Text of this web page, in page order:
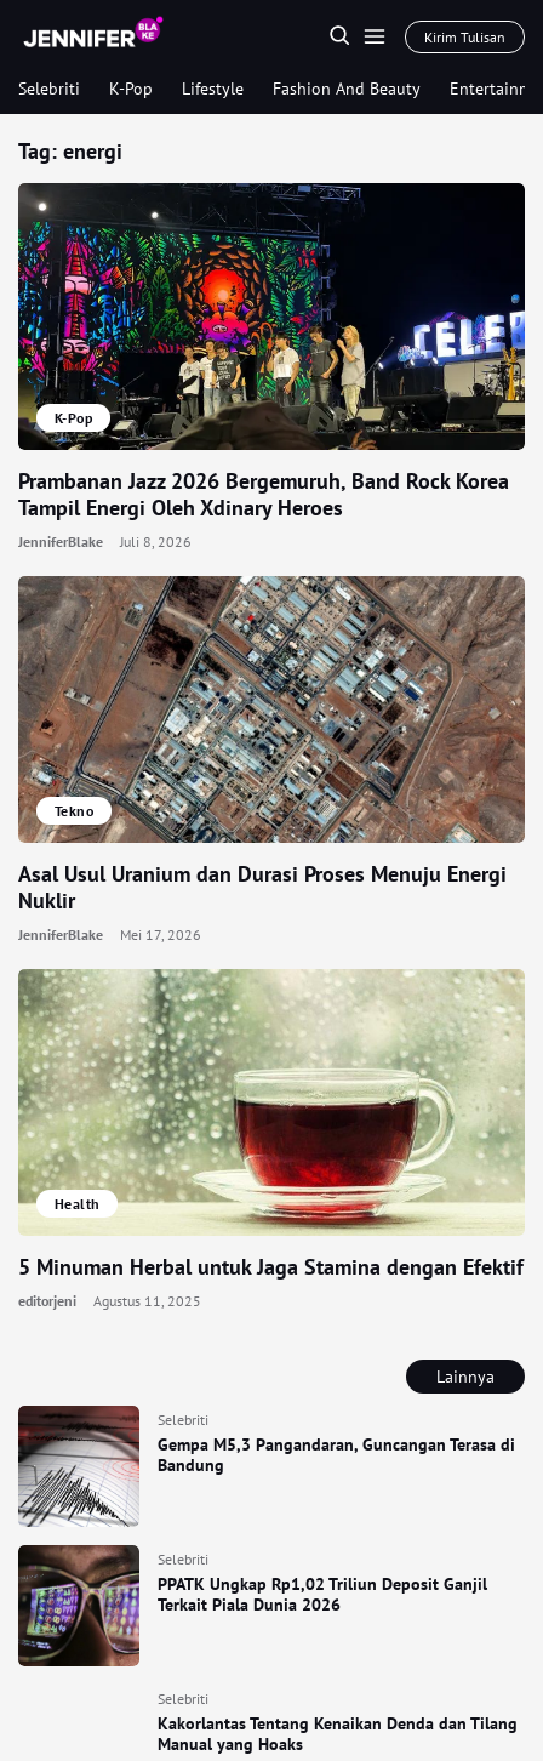
Kirim Tulisan
Selebriti K-Pop Lifestyle Fashion And Beauty
Lainnya
Selebriti
Gempa M5,3 Pangandaran, Guncangan Terasa di
Bandung
Selebriti
PPATK Ungkap Rp1,02 Triliun Deposit Ganjil
Terkait Piala Dunia 2026
Selebriti
Kakorlantas Tentang Kenaikan Denda dan Tilang
Manual yang Hoaks
Tag: energi
K-Pop
Prambanan Jazz 2026 Bergemuruh, Band Rock Korea
Tampil Energi Oleh Xdinary Heroes
JenniferBlake Juli 8, 2026
Tekno
Asal Usul Uranium dan Durasi Proses Menuju Energi
Nuklir
JenniferBlake Mei 17, 2026
Health
5 Minuman Herbal untuk Jaga Stamina dengan Efektif
editorjeni Agustus 11, 2025